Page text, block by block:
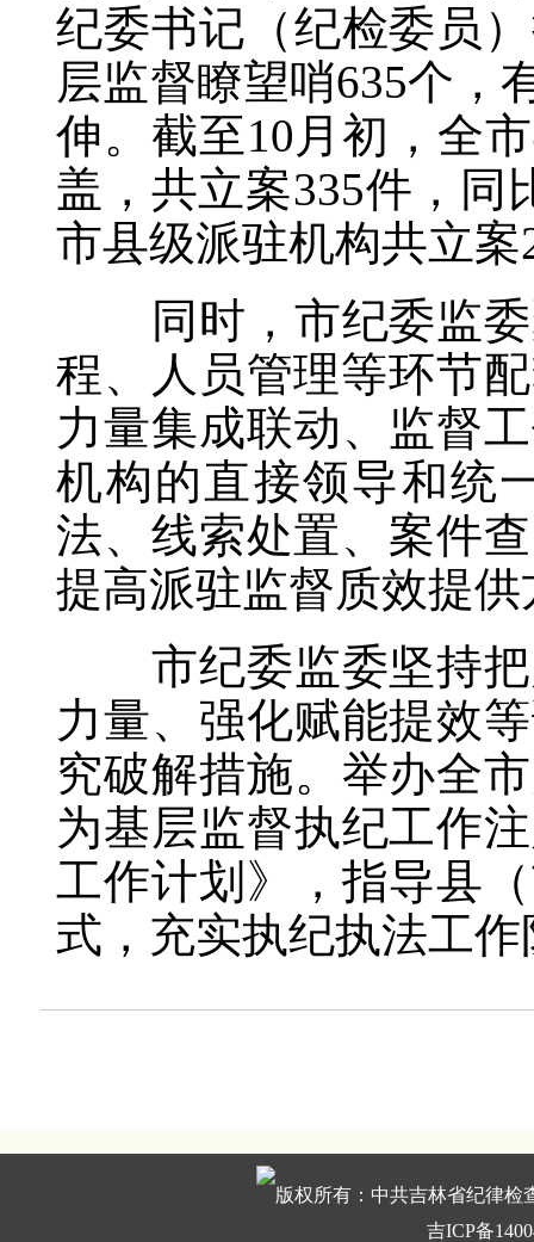
纪委书记（纪检委员
层监督瞭望哨635个，
伸。截至10月初，全
盖，共立案335件，同
市县级派驻机构共立
同时，市纪委监委
程、人员管理等环节
力量集成联动、监督
机构的直接领导和统
法、线索处置、案件
提高派驻监督质效提
市纪委监委坚持把
力量、强化赋能提效
究破解措施。举办全
为基层监督执纪工作
工作计划》，指导县
式，充实执纪执法工作
版权所有：中共吉林省纪律检
吉ICP备